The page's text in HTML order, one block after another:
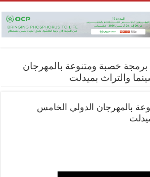
برمجة خصبة ومتنوعة بالمهرجان
والتراث بميدلت
بالمهرجان الدولي الخامس